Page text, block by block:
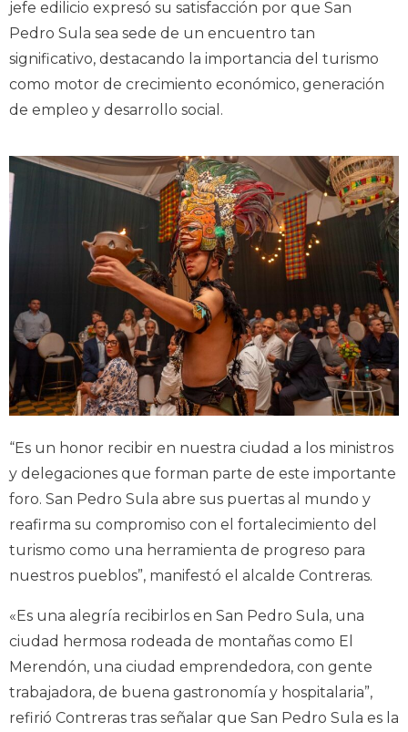
jefe edilicio expresó su satisfacción por que San
Pedro Sula sea sede de un encuentro tan
significativo, destacando la importancia del turismo
como motor de crecimiento económico, generación
de empleo y desarrollo social.
“Es un honor recibir en nuestra ciudad a los ministros
y delegaciones que forman parte de este importante
foro. San Pedro Sula abre sus puertas al mundo y
reafirma su compromiso con el fortalecimiento del
turismo como una herramienta de progreso para
nuestros pueblos”, manifestó el alcalde Contreras.
«Es una alegría recibirlos en San Pedro Sula, una
ciudad hermosa rodeada de montañas como El
Merendón, una ciudad emprendedora, con gente
trabajadora, de buena gastronomía y hospitalaria”,
refirió Contreras tras señalar que San Pedro Sula es la